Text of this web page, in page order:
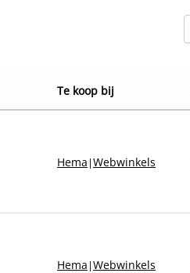
Te koop bij
Hema |Webwinkels
Hema |Webwinkels